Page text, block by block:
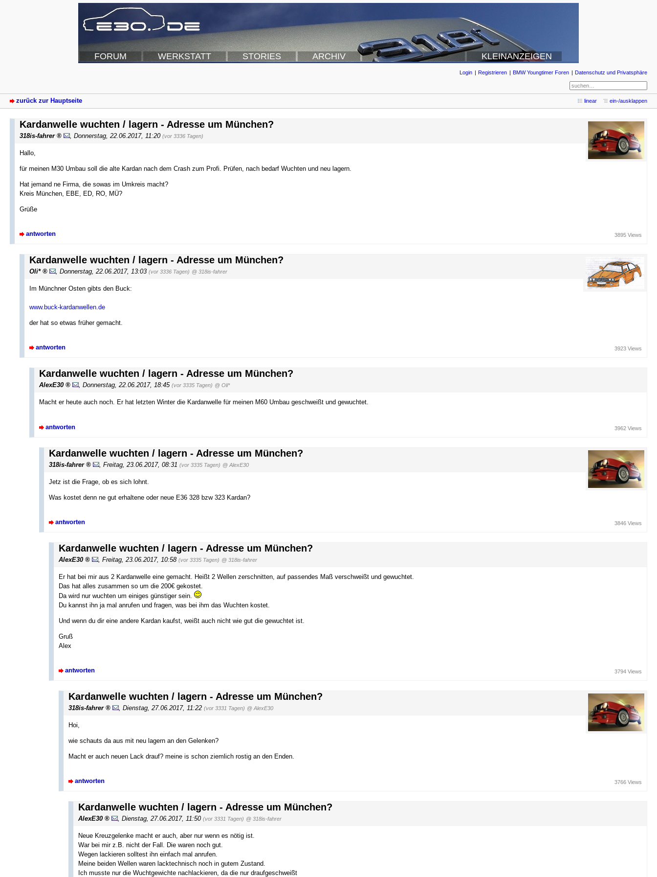
FORUM WERKSTATT STORIES ARCHIV KLEINANZEIGEN
Login Registrieren BMW Youngtimer Foren Datenschutz und Privatsphäre
zurück zur Hauptseite linear ein-/ausklappen
Kardanwelle wuchten / lagern - Adresse um München?
318is-fahrer Donnerstag, 22.06.2017, 11:20 (vor 3336 Tagen)
Hallo,
für meinen M30 Umbau soll die alte Kardan nach dem Crash zum Profi. Prüfen, nach bedarf Wuchten und neu lagern.
Hat jemand ne Firma, die sowas im Umkreis macht?
Kreis München, EBE, ED, RO, MÜ?
Grüße
antworten 3895 Views
Kardanwelle wuchten / lagern - Adresse um München?
Oli* , Donnerstag, 22.06.2017, 13:03 (vor 3336 Tagen) @ 318is-fahrer
Im Münchner Osten gibts den Buck:
www.buck-kardanwellen.de
der hat so etwas früher gemacht.
antworten 3923 Views
Kardanwelle wuchten / lagern - Adresse um München?
AlexE30 , Donnerstag, 22.06.2017, 18:45 (vor 3335 Tagen) @ Oli*
Macht er heute auch noch. Er hat letzten Winter die Kardanwelle für meinen M60 Umbau geschweißt und gewuchtet.
antworten 3962 Views
Kardanwelle wuchten / lagern - Adresse um München?
318is-fahrer Freitag, 23.06.2017, 08:31 (vor 3335 Tagen) @ AlexE30
Jetz ist die Frage, ob es sich lohnt.
Was kostet denn ne gut erhaltene oder neue E36 328 bzw 323 Kardan?
antworten 3846 Views
Kardanwelle wuchten / lagern - Adresse um München?
AlexE30 Freitag, 23.06.2017, 10:58 (vor 3335 Tagen) @ 318is-fahrer
Er hat bei mir aus 2 Kardanwelle eine gemacht. Heißt 2 Wellen zerschnitten, auf passendes Maß verschweißt und gewuchtet.
Das hat alles zusammen so um die 200€ gekostet.
Da wird nur wuchten um einiges günstiger sein.
Du kannst ihn ja mal anrufen und fragen, was bei ihm das Wuchten kostet.
Und wenn du dir eine andere Kardan kaufst, weißt auch nicht wie gut die gewuchtet ist.
Gruß
Alex
antworten 3794 Views
Kardanwelle wuchten / lagern - Adresse um München?
318is-fahrer , Dienstag, 27.06.2017, 11:22 (vor 3331 Tagen) @ AlexE30
Hoi,
wie schauts da aus mit neu lagern an den Gelenken?
Macht er auch neuen Lack drauf? meine is schon ziemlich rostig an den Enden.
antworten 3766 Views
Kardanwelle wuchten / lagern - Adresse um München?
AlexE30 , Dienstag, 27.06.2017, 11:50 (vor 3331 Tagen) @ 318is-fahrer
Neue Kreuzgelenke macht er auch, aber nur wenn es nötig ist.
War bei mir z.B. nicht der Fall. Die waren noch gut.
Wegen lackieren solltest ihn einfach mal anrufen.
Meine beiden Wellen waren lacktechnisch noch in gutem Zustand.
Ich musste nur die Wuchtgewichte nachlackieren, da die nur draufgeschweißt